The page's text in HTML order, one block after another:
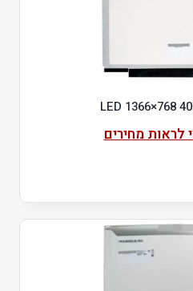
לראות מחירים